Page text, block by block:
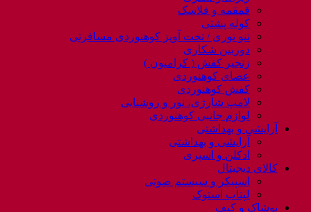
قمقمه و فلاسک
کوله پشتی
ننو توری / تخت آویز کوهنوردی مسافرتی
دوربین شکاری
زنجیر کفش ( کرامپون )
عصای کوهنوردی
کفش کوهنوردی
لامپ شارژی، نور و روشنایی
لوازم جانبی کوهنوردی
آرایشی و بهداشتی
آرایشی و بهداشتی
ادکلن و اسپری
کالای دیجیتال
اسپیکر و سیستم صوتی
لپتاب استوک
پوشاک و کیف